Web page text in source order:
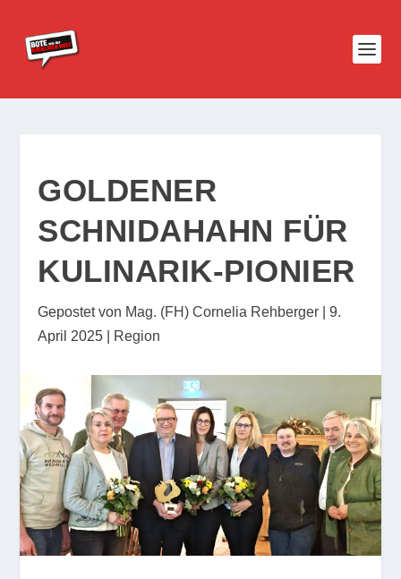
GOLDENER
SCHNIDAHAHN FÜR
KULINARIK-PIONIER
Gepostet von Mag. (FH) Cornelia Rehberger |9.
April 2025
Region